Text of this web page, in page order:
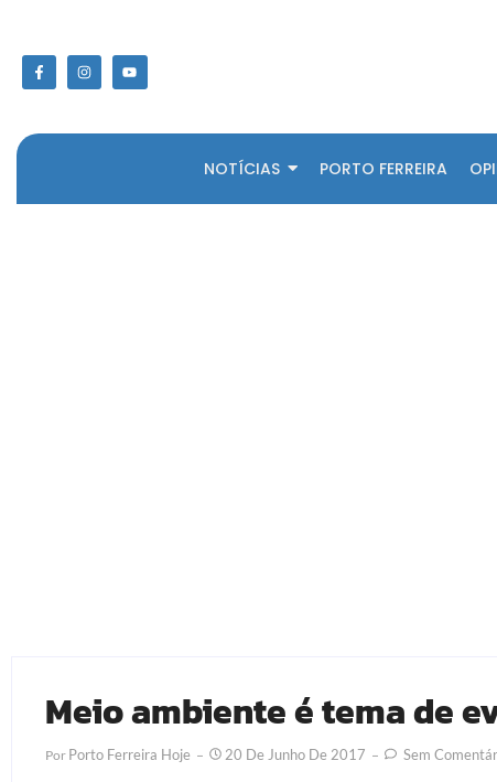
NOTÍCIAS PORTO FERREIRA
Meio ambiente é tema de
Por Porto Ferreira Hoje 20 De Junho De 2017 Sem